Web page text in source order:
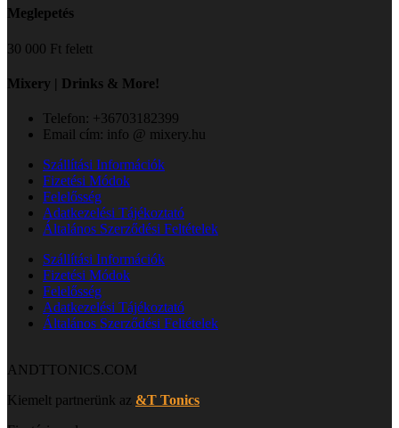
Meglepetés
30 000 Ft felett
Mixery | Drinks & More!
Telefon: +36703182399
Email cím: info @ mixery.hu
Szállítási Információk
Fizetési Módok
Felelősség
Adatkezelési Tájékoztató
Általános Szerződési Feltételek
Szállítási Információk
Fizetési Módok
Felelősség
Adatkezelési Tájékoztató
Általános Szerződési Feltételek
ANDTTONICS.COM
Kiemelt partnerünk az &T Tonics